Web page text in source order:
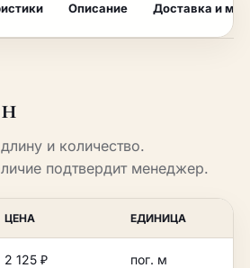
Описание Доставка и
и количество.
подтвердит менеджер.
ЦЕНА ЕДИНИЦА
2 125 ₽ пог. м